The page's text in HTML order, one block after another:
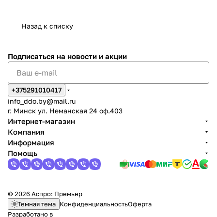
Назад к списку
Подписаться на новости и акции
+375291010417
info_ddo.by@mail.ru
г. Минск ул. Неманская 24 оф.403
Интернет-магазин
Компания
Информация
Помощь
© 2026 Аспро: Премьер
Темная тема КонфиденциальностьОферта
Разработано в